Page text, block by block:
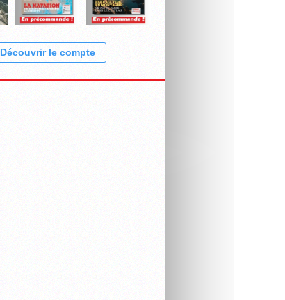
Découvrir le compte